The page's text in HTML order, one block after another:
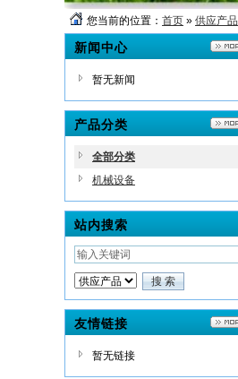
您当前的位置： 首页 » 供应产品
新闻中心
暂无新闻
产品分类
全部分类
机械设备
站内搜索
友情链接
暂无链接